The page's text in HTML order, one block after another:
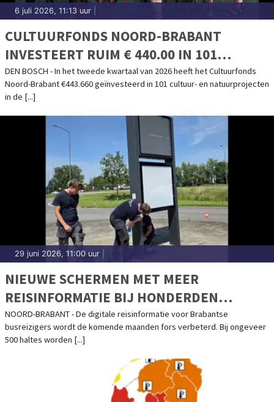
6 juli 2026, 11:13 uur
CULTUURFONDS NOORD-BRABANT
INVESTEERT RUIM € 440.00 IN 101
CULTUUR- EN NATUURPROJECTEN
DEN BOSCH - In het tweede kwartaal van 2026 heeft het Cultuurfonds
Noord-Brabant €443.660 geïnvesteerd in 101 cultuur- en natuurprojecten
in de [...]
29 juni 2026, 11:00 uur
NIEUWE SCHERMEN MET MEER
REISINFORMATIE BIJ HONDERDEN
BRABANTSE BUSHALTES
NOORD-BRABANT - De digitale reisinformatie voor Brabantse
busreizigers wordt de komende maanden fors verbeterd. Bij ongeveer
500 haltes worden [...]